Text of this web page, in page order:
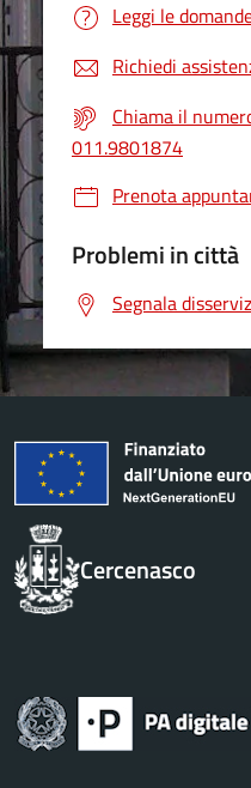
Leggi le
Richiedi
Chiama il
011.9801874
Prenota
Problemi in città
Segnala
Cercenasco